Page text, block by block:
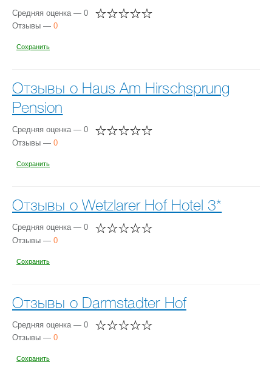
Средняя оценка — 0
Отзывы — 0
Сохранить
Отзывы о Haus Am Hirschsprung
Pension
Средняя оценка — 0
Отзывы — 0
Сохранить
Отзывы о Wetzlarer Hof Hotel 3*
Средняя оценка — 0
Отзывы — 0
Сохранить
Отзывы о Darmstadter Hof
Средняя оценка — 0
Отзывы — 0
Сохранить